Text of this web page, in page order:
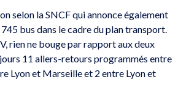
selon la SNCF qui annonce également
bus dans le cadre du plan transport.
rien ne bouge par rapport aux deux
11 allers-retours programmés entre
Lyon et Marseille et 2 entre Lyon et